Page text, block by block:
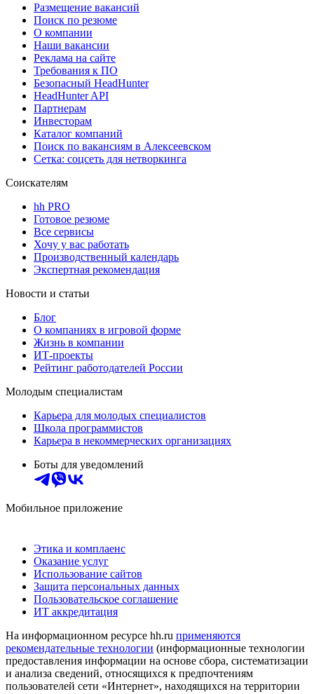
Размещение вакансий
Поиск по резюме
О компании
Наши вакансии
Реклама на сайте
Требования к ПО
Безопасный HeadHunter
HeadHunter API
Партнерам
Инвесторам
Каталог компаний
Поиск по вакансиям в Алексеевском
Сетка: соцсеть для нетворкинга
Соискателям
hh PRO
Готовое резюме
Все сервисы
Хочу у вас работать
Производственный календарь
Экспертная рекомендация
Новости и статьи
Блог
О компаниях в игровой форме
Жизнь в компании
ИТ-проекты
Рейтинг работодателей России
Молодым специалистам
Карьера для молодых специалистов
Школа программистов
Карьера в некоммерческих организациях
Боты для уведомлений
Мобильное приложение
Этика и комплаенс
Оказание услуг
Использование сайтов
Защита персональных данных
Пользовательское соглашение
ИТ аккредитация
На информационном ресурсе hh.ru применяются
рекомендательные технологии (информационные технологии
предоставления информации на основе сбора, систематизации
и анализа сведений, относящихся к предпочтениям
пользователей сети «Интернет», находящихся на территории